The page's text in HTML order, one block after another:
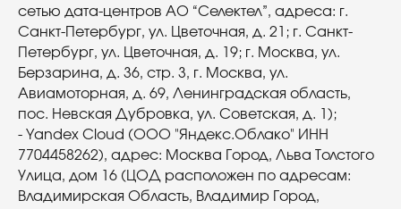
сетью дата-центров АО “Селектел”, адреса: г.
Санкт-Петербург, ул. Цветочная, д. 21; г. Санкт-
Петербург, ул. Цветочная, д. 19; г. Москва, ул.
Берзарина, д. 36, стр. 3, г. Москва, ул.
Авиамоторная, д. 69, Ленинградская область,
пос. Невская Дубровка, ул. Советская, д. 1);
- Yandex Cloud (ООО "Яндекс.Облако" ИНН
7704458262), адрес: Москва Город, Льва Толстого
Улица, дом 16 (ЦОД расположен по адресам:
Владимирская Область, Владимир Город,